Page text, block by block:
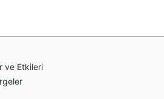
ve Etkileri